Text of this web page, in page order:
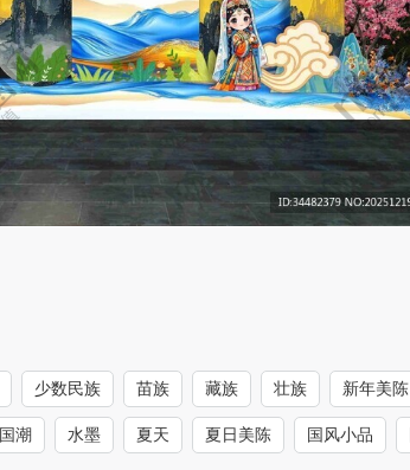
少数民族 苗族 藏族 壮族 新年美陈
国潮 水墨 夏天 夏日美陈 国风小品